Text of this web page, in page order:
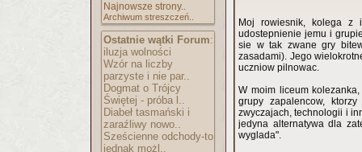
Najnowsze strony..
Archiwum streszczeń..
Ostatnie wątki Forum:
iluzja wolności
Wzór na liczby
parzyste i nie par..
Dogmat o Trójcy
Świętej - próba l..
Diabeł tasmański i
zaraźliwy nowo..
Sześcienne odchody-to
jednak możl..
Moj rowiesnik, kolega z
udostepnienie jemu i
sie w tak zwane gry
zasadami). Jego
uczniow pilnowac.
W moim liceum
grupy zapalencow,
zwyczajach, technologii i
jedyna alternatywa dla
wyglada".